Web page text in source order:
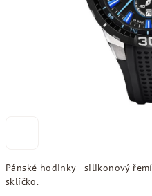
Pánské hodinky - silikonový
sklíčko.